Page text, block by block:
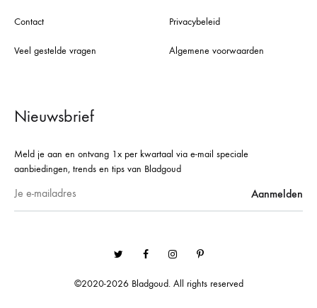
Contact
Veel gestelde vragen
Privacybeleid
Algemene voorwaarden
Nieuwsbrief
Meld je aan en ontvang 1x per kwartaal via e-mail speciale
aanbiedingen, trends en tips van Bladgoud
©2020-2026 Bladgoud. All rights reserved
TwitterFacebookInstagramPinterest